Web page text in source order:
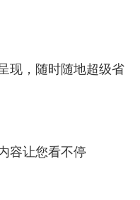
现，随时随地超级省
容让您看不停